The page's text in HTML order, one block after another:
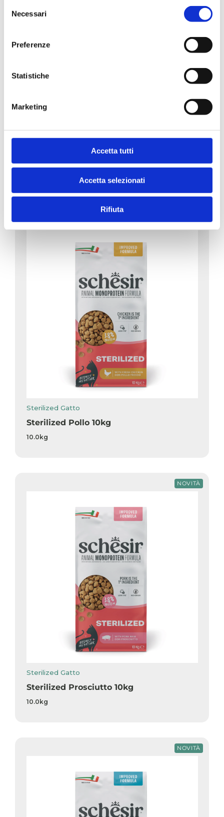
delNecessari
Preferenze
Statistiche
Marketing
Accetta tutti
Accetta selezionati
Rifiuta
Sterilized Gatto
Sterilized Pollo 10kg
10.0kg
NOVITÀ
Sterilized Gatto
Sterilized Prosciutto 10kg
10.0kg
NOVITÀ